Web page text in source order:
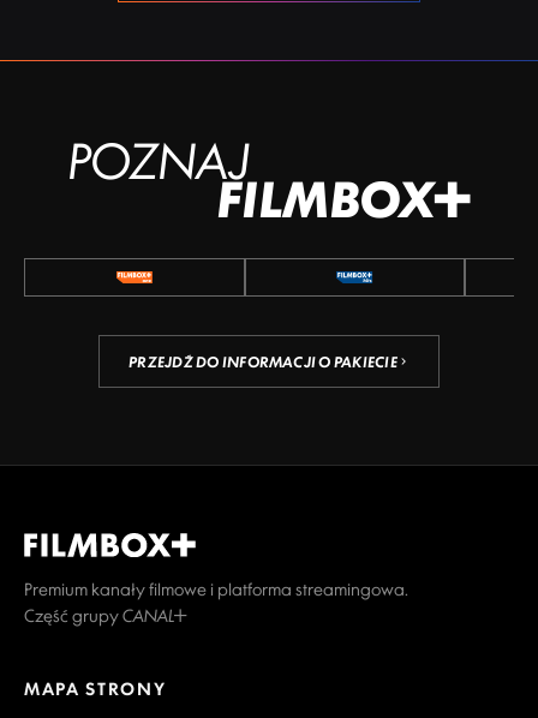
POZNAJ
FILMBOX+
PRZEJDŹ DO INFORMACJI O PAKIECIE
Premium kanały filmowe i platforma streamingowa.
Część grupy CANAL+
MAPA STRONY